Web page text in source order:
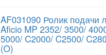
AF031090 Ролик подачи
Aficio MP 2352/ 3500/
5000/ C2000/ C2500/
(O)